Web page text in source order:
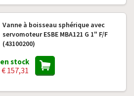
Vanne à boisseau sphérique avec
servomoteur ESBE MBA121 G 1" F/F
(43100200)
en stock
€ 157,31